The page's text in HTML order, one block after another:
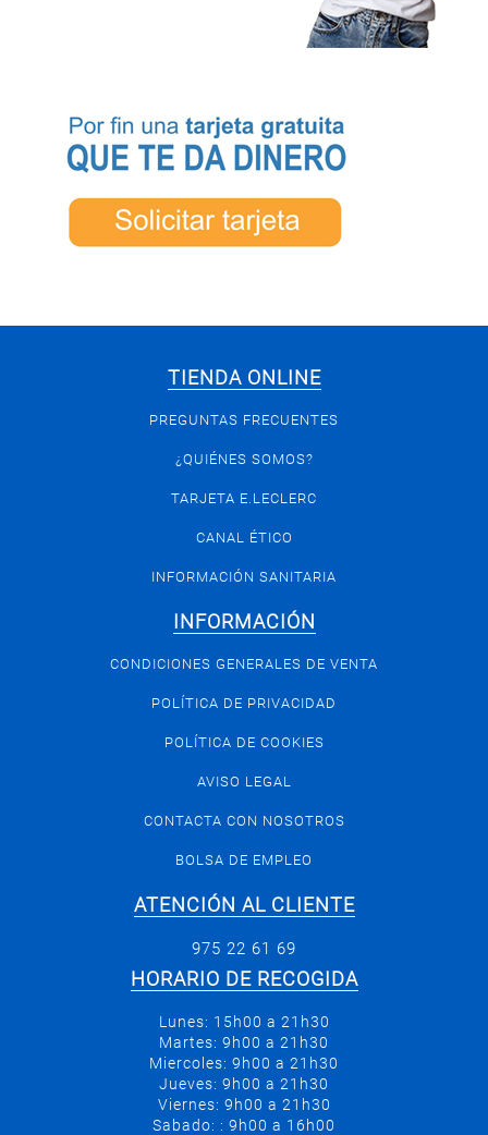
TIENDA ONLINE
PREGUNTAS FRECUENTES
¿QUIÉNES SOMOS?
TARJETA E.LECLERC
CANAL ÉTICO
INFORMACIÓN SANITARIA
INFORMACIÓN
CONDICIONES GENERALES DE VENTA
POLÍTICA DE PRIVACIDAD
POLÍTICA DE COOKIES
AVISO LEGAL
CONTACTA CON NOSOTROS
BOLSA DE EMPLEO
ATENCIÓN AL CLIENTE
975 22 61 69
HORARIO DE RECOGIDA
Lunes: 15h00 a 21h30
Martes: 9h00 a 21h30
Miercoles: 9h00 a 21h30
Jueves: 9h00 a 21h30
Viernes: 9h00 a 21h30
Sabado: : 9h00 a 16h00